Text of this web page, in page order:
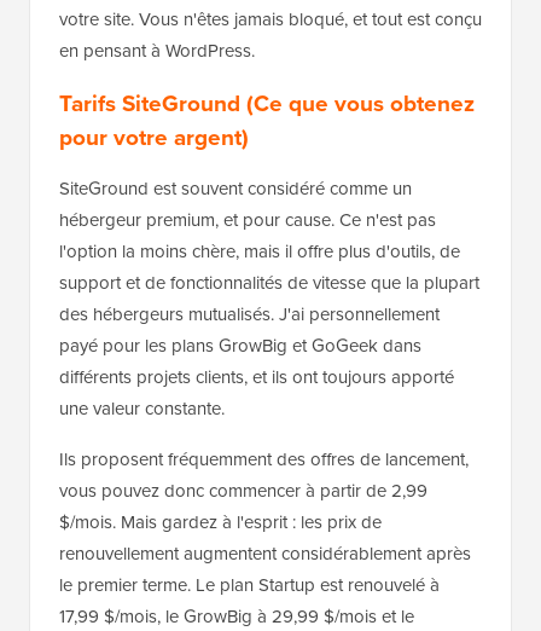
votre site. Vous n'êtes jamais bloqué, et tout est conçu
en pensant à WordPress.
Tarifs SiteGround (Ce que vous obtenez
pour votre argent)
SiteGround est souvent considéré comme un
hébergeur premium, et pour cause. Ce n'est pas
l'option la moins chère, mais il offre plus d'outils, de
support et de fonctionnalités de vitesse que la plupart
des hébergeurs mutualisés. J'ai personnellement
payé pour les plans GrowBig et GoGeek dans
différents projets clients, et ils ont toujours apporté
une valeur constante.
Ils proposent fréquemment des offres de lancement,
vous pouvez donc commencer à partir de 2,99
$/mois. Mais gardez à l'esprit : les prix de
renouvellement augmentent considérablement après
le premier terme. Le plan Startup est renouvelé à
17,99 $/mois, le GrowBig à 29,99 $/mois et le